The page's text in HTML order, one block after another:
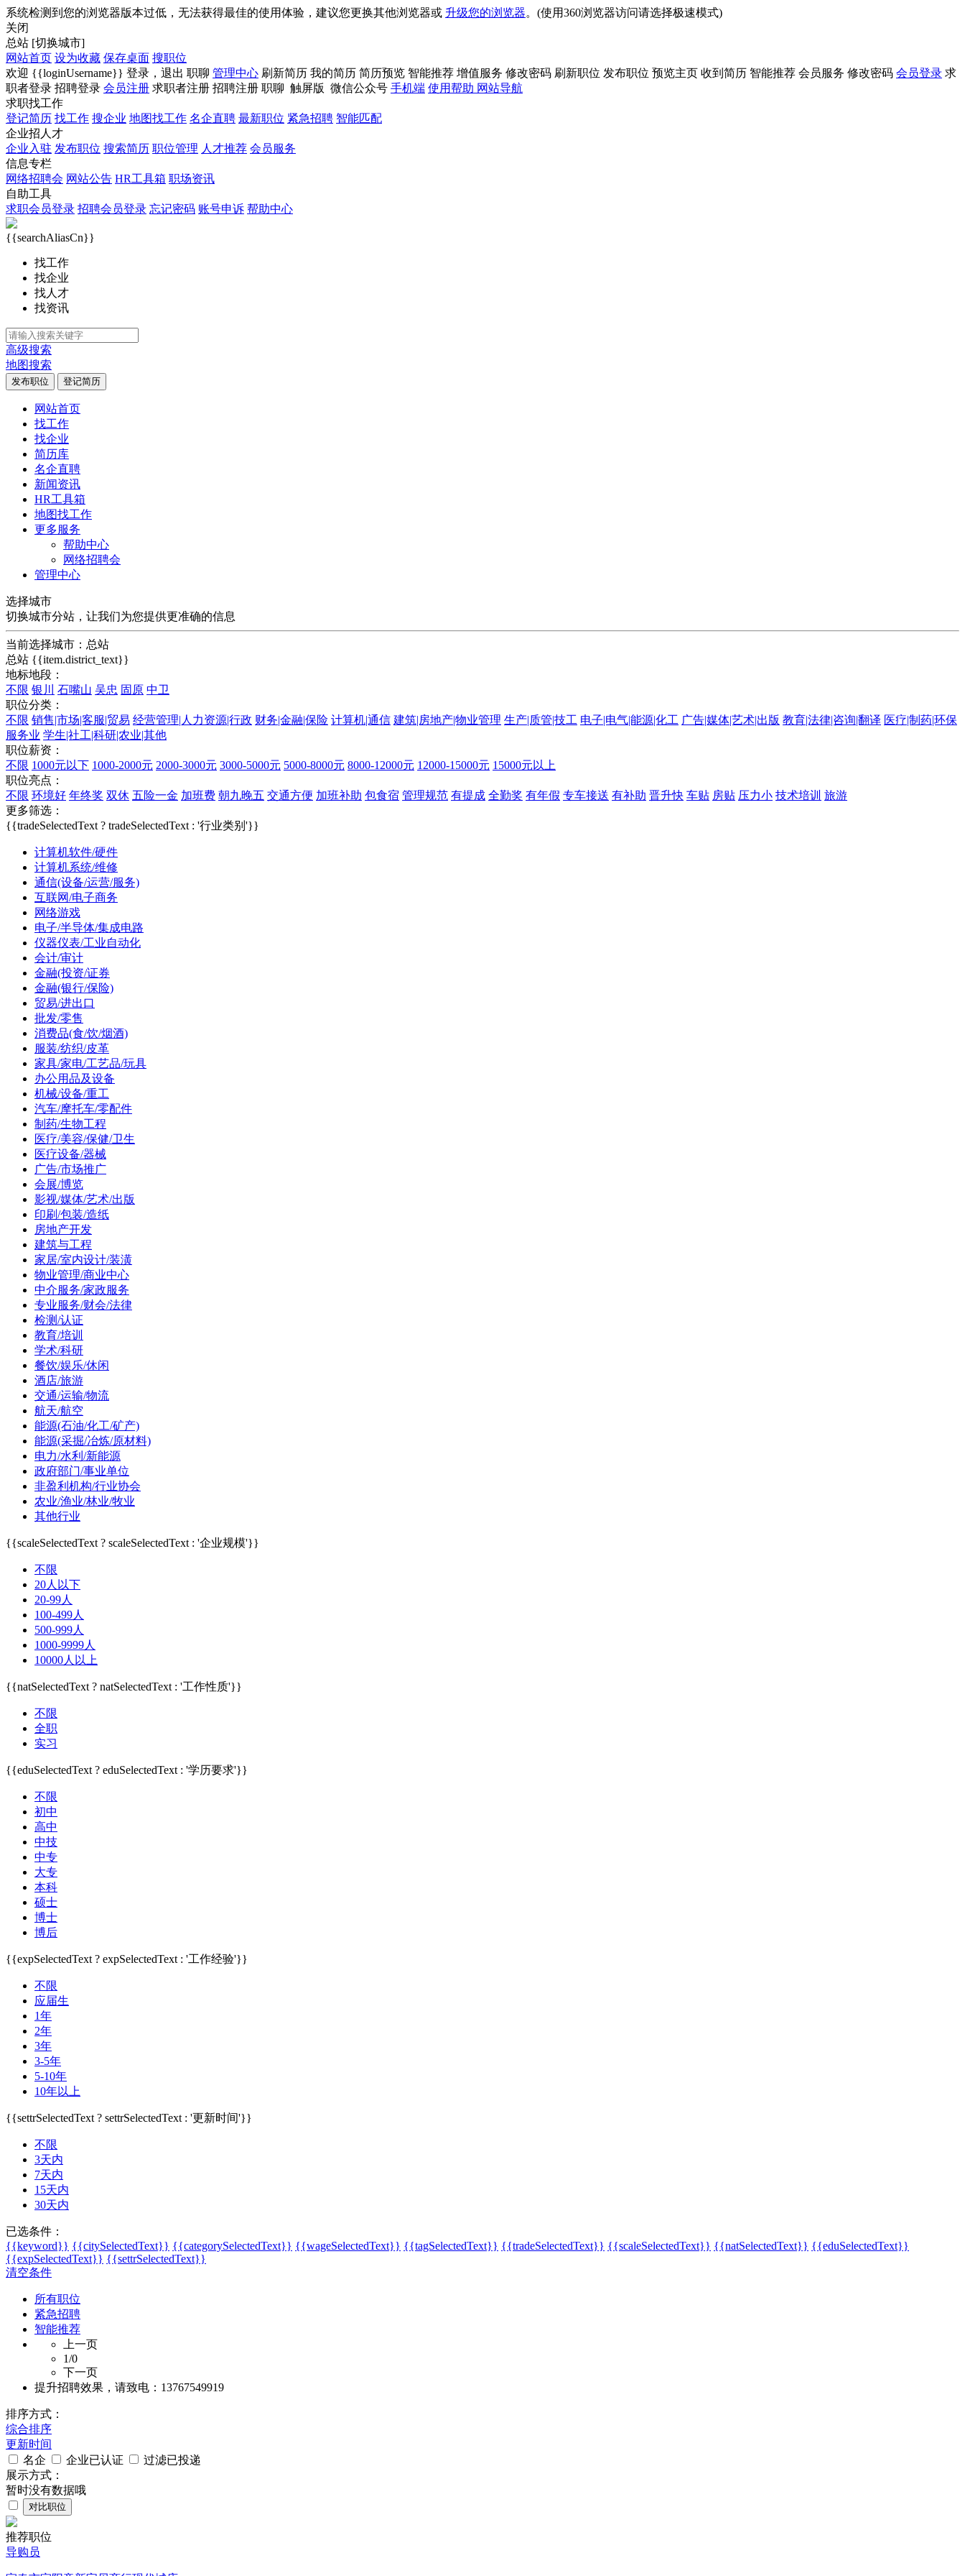
系统检测到您的浏览器版本过低，无法获得最佳的使用体验，建议您更换其他浏览器或 升级您的浏览器。(使用360浏览器访问请选择极速模式)
关闭
总站 [切换城市]
网站首页 设为收藏 保存桌面 搜职位
欢迎 {{loginUsername}} 登录， 退出 职聊 管理中心 刷新简历 我的简历 简历预览 智能推荐 增值服务 修改密码 刷新职位 发布职位 预览主页 收到简历 智能推荐 会员服务 修改密码 会员登录 求
职者登录 招聘登录 会员注册 求职者注册 招聘注册 职聊 触屏版 微信公众号 手机端 使用帮助 网站导航
求职找工作
登记简历 找工作 搜企业 地图找工作 名企直聘 最新职位 紧急招聘 智能匹配
企业招人才
企业入驻 发布职位 搜索简历 职位管理 人才推荐 会员服务
信息专栏
网络招聘会 网站公告 HR工具箱 职场资讯
自助工具
求职会员登录 招聘会员登录 忘记密码 账号申诉 帮助中心
{{searchAliasCn}}
找工作
找企业
找人才
找资讯
高级搜索
地图搜索
发布职位 登记简历
网站首页
找工作
找企业
简历库
名企直聘
新闻资讯
HR工具箱
地图找工作
更多服务
帮助中心
网络招聘会
管理中心
选择城市
切换城市分站，让我们为您提供更准确的信息
当前选择城市： 总站
总站 {{item.district_text}}
地标地段：
不限 银川 石嘴山 吴忠 固原 中卫
职位分类：
不限 销售|市场|客服|贸易 经营管理|人力资源|行政 财务|金融|保险 计算机|通信 建筑|房地产|物业管理 生产|质管|技工 电子|电气|能源|化工 广告|媒体|艺术|出版 教育|法律|咨询|翻译 医疗|制药|环保
服务业 学生|社工|科研|农业|其他
职位薪资：
不限 1000元以下 1000-2000元 2000-3000元 3000-5000元 5000-8000元 8000-12000元 12000-15000元 15000元以上
职位亮点：
不限 环境好 年终奖 双休 五险一金 加班费 朝九晚五 交通方便 加班补助 包食宿 管理规范 有提成 全勤奖 有年假 专车接送 有补助 晋升快 车贴 房贴 压力小 技术培训 旅游
更多筛选：
{{tradeSelectedText ? tradeSelectedText : '行业类别'}}
计算机软件/硬件
计算机系统/维修
通信(设备/运营/服务)
互联网/电子商务
网络游戏
电子/半导体/集成电路
仪器仪表/工业自动化
会计/审计
金融(投资/证券
金融(银行/保险)
贸易/进出口
批发/零售
消费品(食/饮/烟酒)
服装/纺织/皮革
家具/家电/工艺品/玩具
办公用品及设备
机械/设备/重工
汽车/摩托车/零配件
制药/生物工程
医疗/美容/保健/卫生
医疗设备/器械
广告/市场推广
会展/博览
影视/媒体/艺术/出版
印刷/包装/造纸
房地产开发
建筑与工程
家居/室内设计/装潢
物业管理/商业中心
中介服务/家政服务
专业服务/财会/法律
检测/认证
教育/培训
学术/科研
餐饮/娱乐/休闲
酒店/旅游
交通/运输/物流
航天/航空
能源(石油/化工/矿产)
能源(采掘/冶炼/原材料)
电力/水利/新能源
政府部门/事业单位
非盈利机构/行业协会
农业/渔业/林业/牧业
其他行业
{{scaleSelectedText ? scaleSelectedText : '企业规模'}}
不限
20人以下
20-99人
100-499人
500-999人
1000-9999人
10000人以上
{{natSelectedText ? natSelectedText : '工作性质'}}
不限
全职
实习
{{eduSelectedText ? eduSelectedText : '学历要求'}}
不限
初中
高中
中技
中专
大专
本科
硕士
博士
博后
{{expSelectedText ? expSelectedText : '工作经验'}}
不限
应届生
1年
2年
3年
3-5年
5-10年
10年以上
{{settrSelectedText ? settrSelectedText : '更新时间'}}
不限
3天内
7天内
15天内
30天内
已选条件：
{{keyword}} {{citySelectedText}} {{categorySelectedText}} {{wageSelectedText}} {{tagSelectedText}} {{tradeSelectedText}} {{scaleSelectedText}} {{natSelectedText}} {{eduSelectedText}}
{{expSelectedText}} {{settrSelectedText}}
清空条件
所有职位
紧急招聘
智能推荐
上一页
1/0
下一页
提升招聘效果，请致电：13767549919
排序方式：
综合排序
更新时间
名企
企业已认证
过滤已投递
展示方式：
暂时没有数据哦
对比职位
推荐职位
导购员